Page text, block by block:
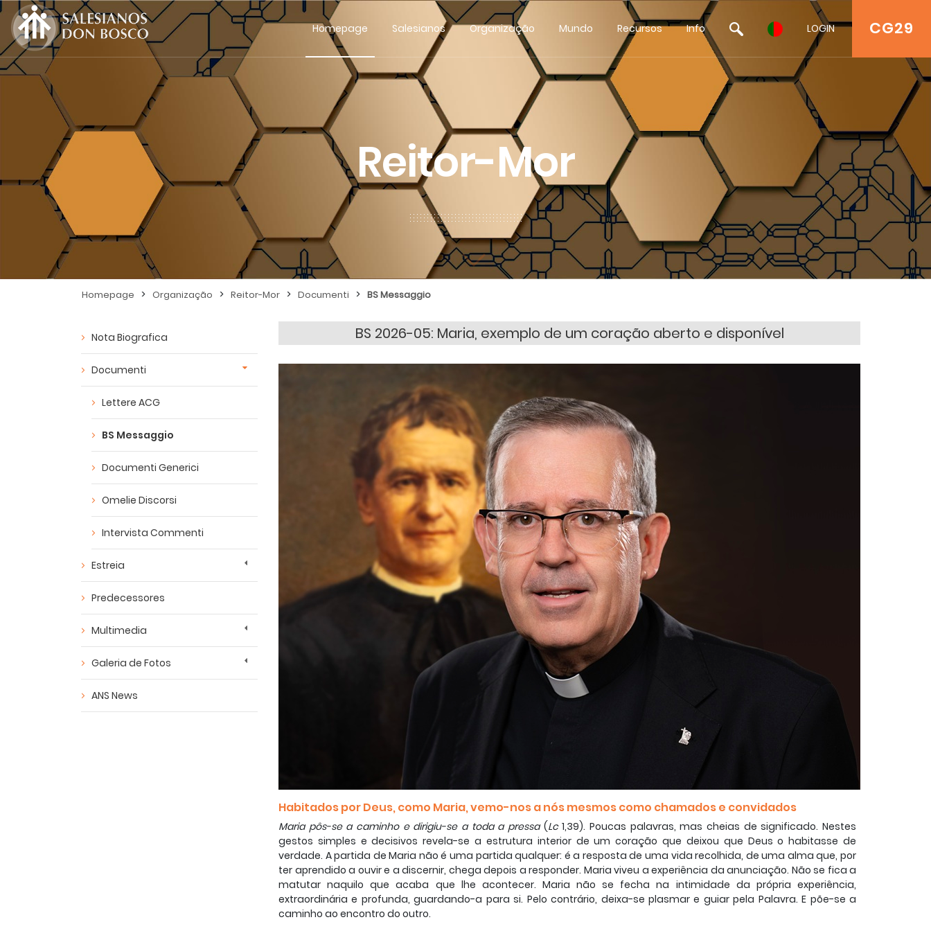
CG29
Homepage Salesianos Organização Mundo Recursos Info LOGIN
Reitor-Mor
Homepage > Organização > Reitor-Mor > Documenti > BS Messaggio
Nota Biografica
Documenti
Lettere ACG
BS Messaggio
Documenti Generici
Omelie Discorsi
Intervista Commenti
Estreia
Predecessores
Multimedia
Galeria de Fotos
ANS News
BS 2026-05: Maria, exemplo de um coração aberto e disponível
Habitados por Deus, como Maria, vemo-nos a nós mesmos como chamados e convidados
Maria pôs-se a caminho e dirigiu-se a toda a pressa (Lc1,39). Poucas palavras, mas cheias de significado. Nestes
gestos simples e decisivos revela-se a estrutura interior de um coração que deixou que Deus o habitasse de
verdade. A partida de Maria não é uma partida qualquer: é a resposta de uma vida recolhida, de uma alma que, por
ter aprendido a ouvir e a discernir, chega depois a responder. Maria viveu a experiência da anunciação. Não se fica a
matutar naquilo que acaba que lhe acontecer. Maria não se fecha na intimidade da própria experiência,
extraordinária e profunda, guardando-a para si. Pelo contrário, deixa-se plasmar e guiar pela Palavra. E põe-se a
caminho ao encontro do outro.